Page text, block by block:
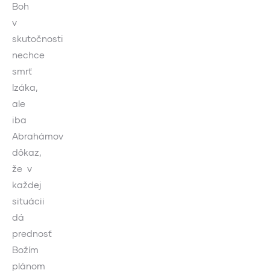
Boh
v
skutočnosti
nechce
smrť
Izáka,
ale
iba
Abrahámov
dôkaz,
že v
každej
situácii
dá
prednosť
Božím
plánom